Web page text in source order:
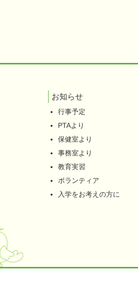
お知らせ
行事予定
PTAより
保健室より
事務室より
教育実習
ボランティア
入学をお考えの方に